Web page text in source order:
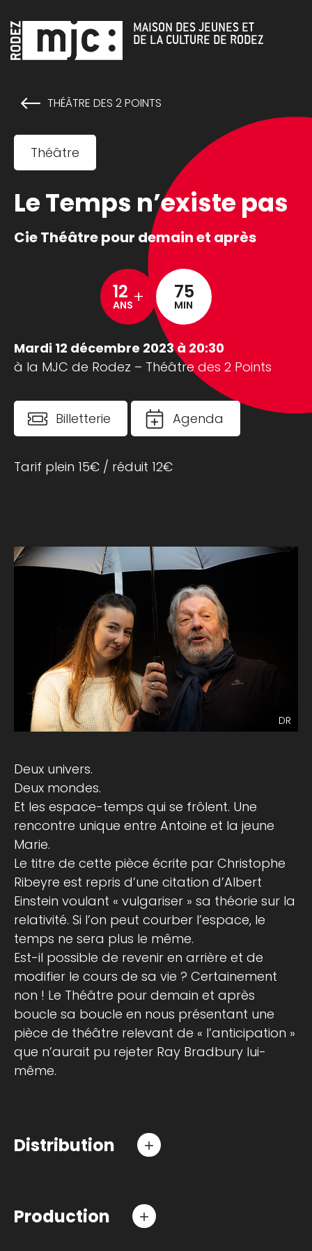
MAISON DES JEUNES ET
DE LA CULTURE DE RODEZ
THÉÂTRE DES 2 POINTS
Théâtre
Le Temps n’existe pas
Cie Théâtre pour demain et après
12
ANS+ 75
MIN
Mardi 12 décembre 2023 à 20:30
à la MJC de Rodez – Théâtre des 2 Points
Billetterie Agenda
Tarif plein 15€ / réduit 12€
DR
Deux univers.
Deux mondes.
Et les espace-temps qui se frôlent. Une
rencontre unique entre Antoine et la jeune
Marie.
Le titre de cette pièce écrite par Christophe
Ribeyre est repris d’une citation d’Albert
Einstein voulant « vulgariser » sa théorie sur la
relativité. Si l’on peut courber l’espace, le
temps ne sera plus le même.
Est-il possible de revenir en arrière et de
modifier le cours de sa vie ? Certainement
non ! Le Théâtre pour demain et après
boucle sa boucle en nous présentant une
pièce de théâtre relevant de « l’anticipation »
que n’aurait pu rejeter Ray Bradbury lui-
même.
Distribution
Muller
JeuQuentin Muller, Laurent Cornic, Stéphanie
Production